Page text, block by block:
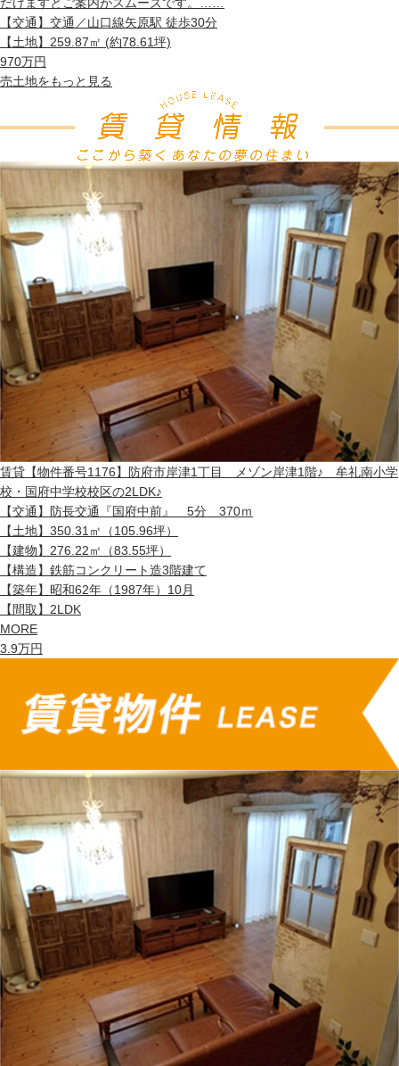
だけますとご案内がスムーズです。……
【交通】 交通／山口線矢原駅 徒歩30分
【土地】 259.87㎡ (約78.61坪)
970万円
売土地をもっと見る
賃貸 【物件番号1176】防府市岸津1丁目 メゾン岸津1階♪ 牟礼南小学
校・国府中学校校区の2LDK♪
【交通】 防長交通『国府中前』 5分 370ｍ
【土地】 350.31㎡（105.96坪）
【建物】 276.22㎡（83.55坪）
【構造】 鉄筋コンクリート造3階建て
【築年】 昭和62年（1987年）10月
【間取】 2LDK
MORE
3.9万円